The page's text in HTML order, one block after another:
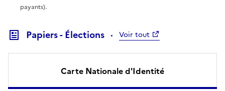
payants).
Papiers - Élections Voir tout
Carte Nationale d'Identité